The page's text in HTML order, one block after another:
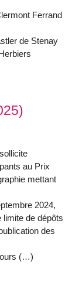
Ferrand
de Stenay
au Prix
mettant
2024,
limite de dépôts
des
(…)